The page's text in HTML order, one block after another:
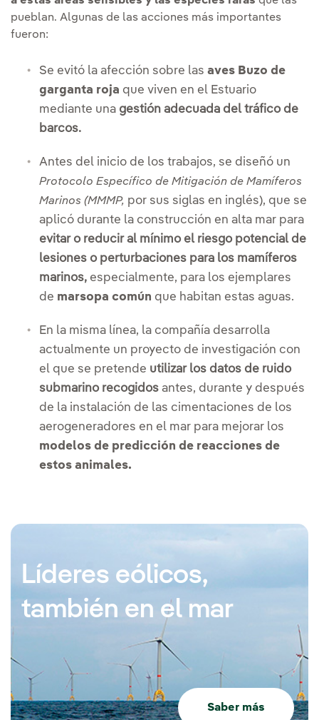
pueblan. Algunas de las acciones más importantes
fueron:
Se evitó la afección sobre las aves Buzo de
garganta roja que viven en el Estuario
mediante una gestión adecuada del tráfico de
barcos.
Antes del inicio de los trabajos, se diseñó un
Protocolo Específico de Mitigación de Mamíferos
Marinos (MMMP, por sus siglas en inglés), que se
aplicó durante la construcción en alta mar para
evitar o reducir al mínimo el riesgo potencial de
lesiones o perturbaciones para los mamíferos
marinos, especialmente, para los ejemplares
de marsopa común que habitan estas aguas.
En la misma línea, la compañía desarrolla
actualmente un proyecto de investigación con
el que se pretende utilizar los datos de ruido
submarino recogidos antes, durante y después
de la instalación de las cimentaciones de los
aerogeneradores en el mar para mejorar los
modelos de predicción de reacciones de
estos animales.
Líderes eólicos,
también en el mar
Saber más